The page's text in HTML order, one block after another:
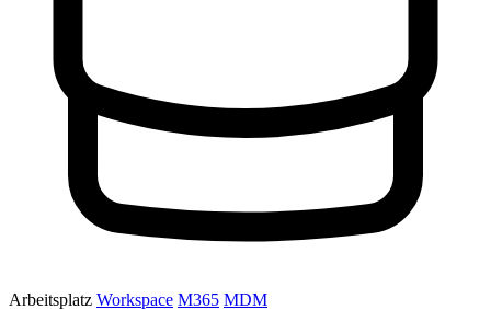
Arbeitsplatz Workspace M365 MDM